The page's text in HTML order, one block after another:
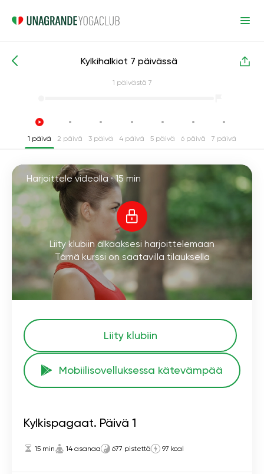
Intensiiviset joogakurssit Jalkojen halkaisu
Kylkihalkiot 7 päivässä
1 päivästä 7
1 päivä 2 päivä 3 päivä 4 päivä 5 päivä 6 päivä 7 päivä
Harjoittele videolla ·15 min
Liity klubiin alkaaksesi harjoittelemaan
Tämä kurssi on saatavilla tilauksella
Liity klubiin
Mobiilisovelluksessa kätevämpää
Kylkispagaat. Päivä 1
15 min 14 asanaa 677 pistettä 97 kcal